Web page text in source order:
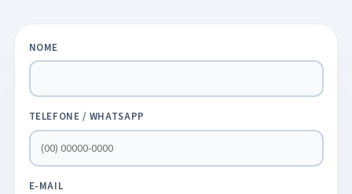
NOME
TELEFONE / WHATSAPP
E-MAIL